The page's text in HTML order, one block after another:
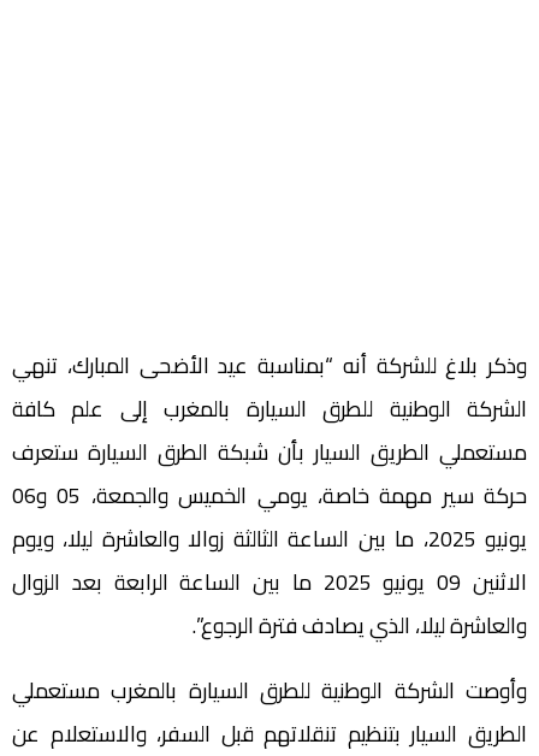
وذكر بلاغ للشركة أنه “بمناسبة عيد الأضحى المبارك، تنهي
الشركة الوطنية للطرق السيارة بالمغرب إلى علم كافة
مستعملي الطريق السيار بأن شبكة الطرق السيارة ستعرف
حركة سير مهمة خاصة، يومي الخميس والجمعة، 05 و06
يونيو 2025، ما بين الساعة الثالثة زوالا والعاشرة ليلا، ويوم
الاثنين 09 يونيو 2025 ما بين الساعة الرابعة بعد الزوال
والعاشرة ليلا، الذي يصادف فترة الرجوع”.
وأوصت الشركة الوطنية للطرق السيارة بالمغرب مستعملي
الطريق السيار بتنظيم تنقلاتهم قبل السفر، والاستعلام عن